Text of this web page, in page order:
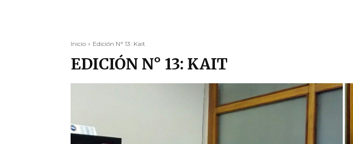
Inicio Edición N° 13: Kait
EDICIÓN N° 13: KAIT